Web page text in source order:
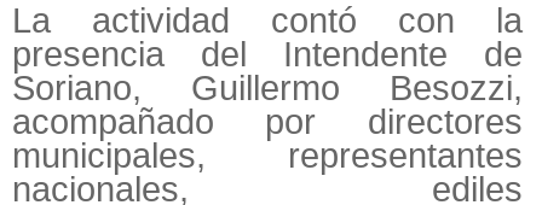
La actividad contó con la
presencia del Intendente de
Soriano, Guillermo Besozzi,
acompañado por directores
municipales, representantes
nacionales, ediles